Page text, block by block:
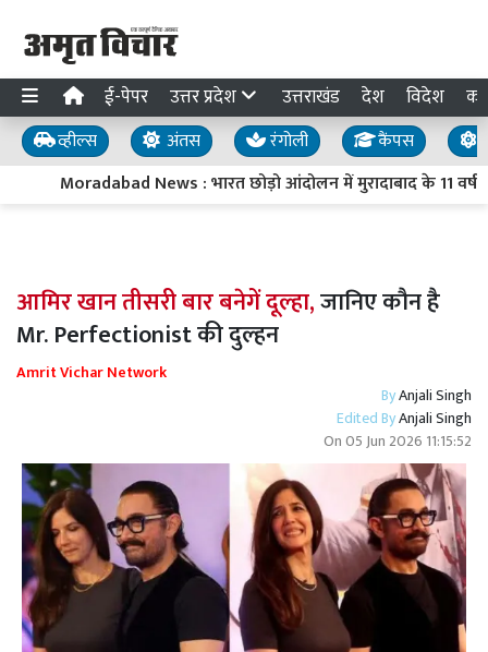
ई-पेपर उत्तर प्रदेश उत्तराखंड देश विदेश
व्हील्स अंतस रंगोली कैंपस
Moradabad News : भारत छोड़ो आंदोलन में मुरादाबाद के 11
आमिर खान तीसरी बार बनेगें दूल्हा,जानिए कौन है
Mr. Perfectionist की दुल्हन
Amrit Vichar Network
ByAnjali Singh
Edited ByAnjali Singh
On05 Jun 2026 11:15:52